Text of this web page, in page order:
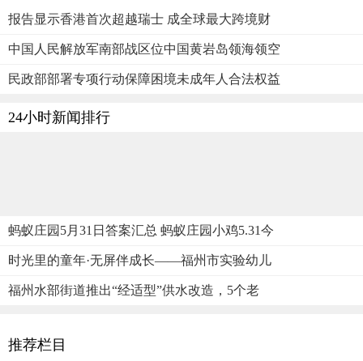
报告显示香港首次超越瑞士 成全球最大跨境财
中国人民解放军南部战区位中国黄岩岛领海领空
民政部部署专项行动保障困境未成年人合法权益
24小时新闻排行
蚂蚁庄园5月31日答案汇总 蚂蚁庄园小鸡5.31今
时光里的童年·无屏伴成长——福州市实验幼儿
福州水部街道推出“经适型”供水改造，5个老
推荐栏目